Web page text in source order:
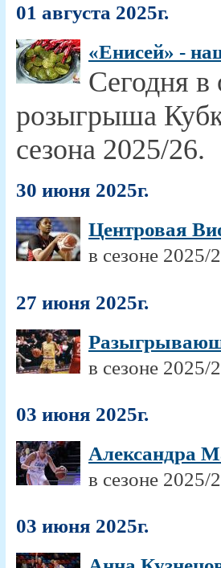
01 августа 2025г.
«Енисей» -
Сегодня
розыгрыша
сезона 2025/26.
30 июня 2025г.
Центровая
в сезоне 2025/
27 июня 2025г.
в сезоне 2025/
03 июня 2025г.
Александра
в сезоне 2025/
03 июня 2025г.